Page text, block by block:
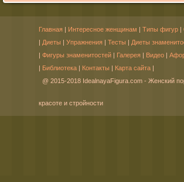
Главная Интересное женщинам Типы фигур
Диеты Упражнения Тесты
Диеты
Фигуры знаменитостей Галерея Видео
Библиотека Контакты Карта сайта
@ 2015-2018 IdealnayaFigura.com - Женский
красоте и стройности